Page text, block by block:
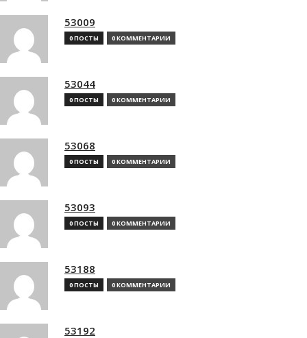
53009
0 ПОСТЫ 0 КОММЕНТАРИИ
53044
0 ПОСТЫ 0 КОММЕНТАРИИ
53068
0 ПОСТЫ 0 КОММЕНТАРИИ
53093
0 ПОСТЫ 0 КОММЕНТАРИИ
53188
0 ПОСТЫ 0 КОММЕНТАРИИ
53192